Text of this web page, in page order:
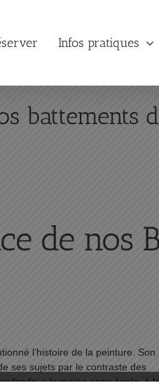
Infos pratiques
battements
de nos
l’histoire de la peinture. Son
ses sujets par le contraste des
humaine sans égale, à